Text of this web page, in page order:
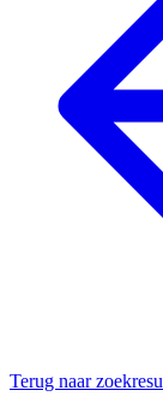
Terug naar